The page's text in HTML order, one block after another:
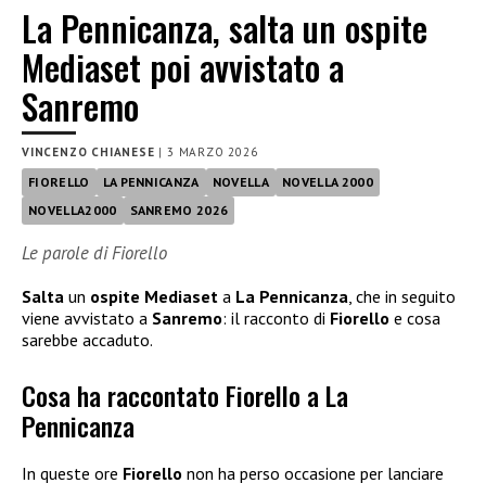
La Pennicanza, salta un ospite
Mediaset poi avvistato a
Sanremo
VINCENZO CHIANESE |3 MARZO 2026
FIORELLO LA PENNICANZA NOVELLA
NOVELLA 2000
NOVELLA2000
SANREMO 2026
Le parole di Fiorello
Salta un ospite Mediaset a La Pennicanza, che in seguito
viene avvistato a Sanremo: il racconto di Fiorello e cosa
sarebbe accaduto.
Cosa ha raccontato Fiorello a La
Pennicanza
In queste ore Fiorello non ha perso occasione per lanciare